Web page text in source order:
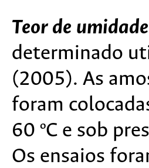
Teor de
determinado
(2005). As
foram
60 ºC e sob
Os ensaios